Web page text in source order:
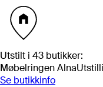
Utstilt i 43 butikker:
Møbelringen Alna
Se butikkinfo